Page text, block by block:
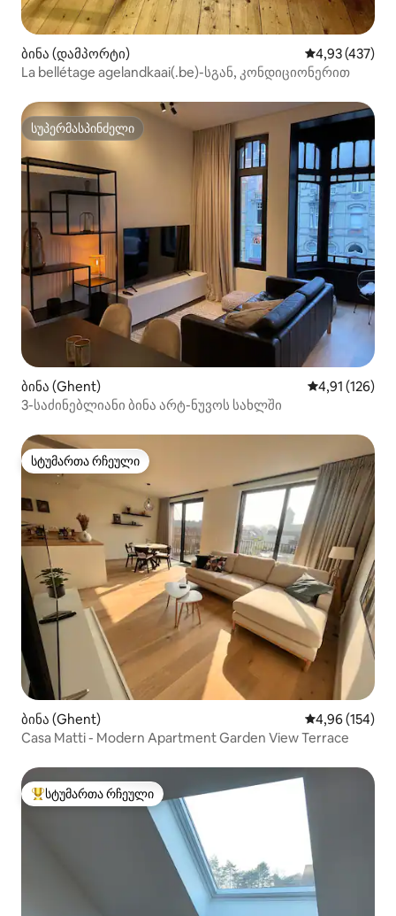
ბინა (დამპორტი) საშუალო
4,93 (437)
La bellétage agelandkaai(.be)-სგან, კონდიციონერით
სუპერმასპინძელი
სუპერმასპინძელი
ბინა (Ghent) საშუალო
4,91 (126)
3-საძინებლიანი ბინა არტ-ნუვოს სახლში
სტუმართა რჩეული
სტუმართა რჩეული
ბინა (Ghent) საშუალო
4,96 (154)
Casa Matti - Modern Apartment Garden View Terrace
სტუმართა რჩეული მოწინავე ვარიანტი
სტუმართა რჩეული